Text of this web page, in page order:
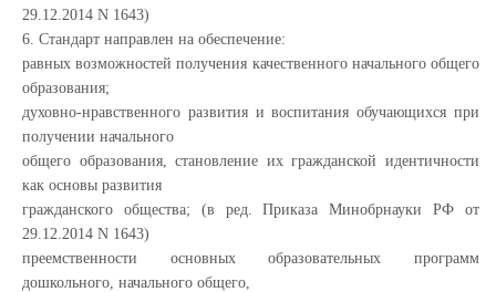
29.12.2014 N 1643)
6. Стандарт направлен на обеспечение:
равных возможностей получения качественного начального общего
образования;
духовно-нравственного развития и воспитания обучающихся при
получении начального
общего образования, становление их гражданской идентичности
как основы развития
гражданского общества; (в ред. Приказа Минобрнауки РФ от
29.12.2014 N 1643)
преемственности основных образовательных программ
дошкольного, начального общего,